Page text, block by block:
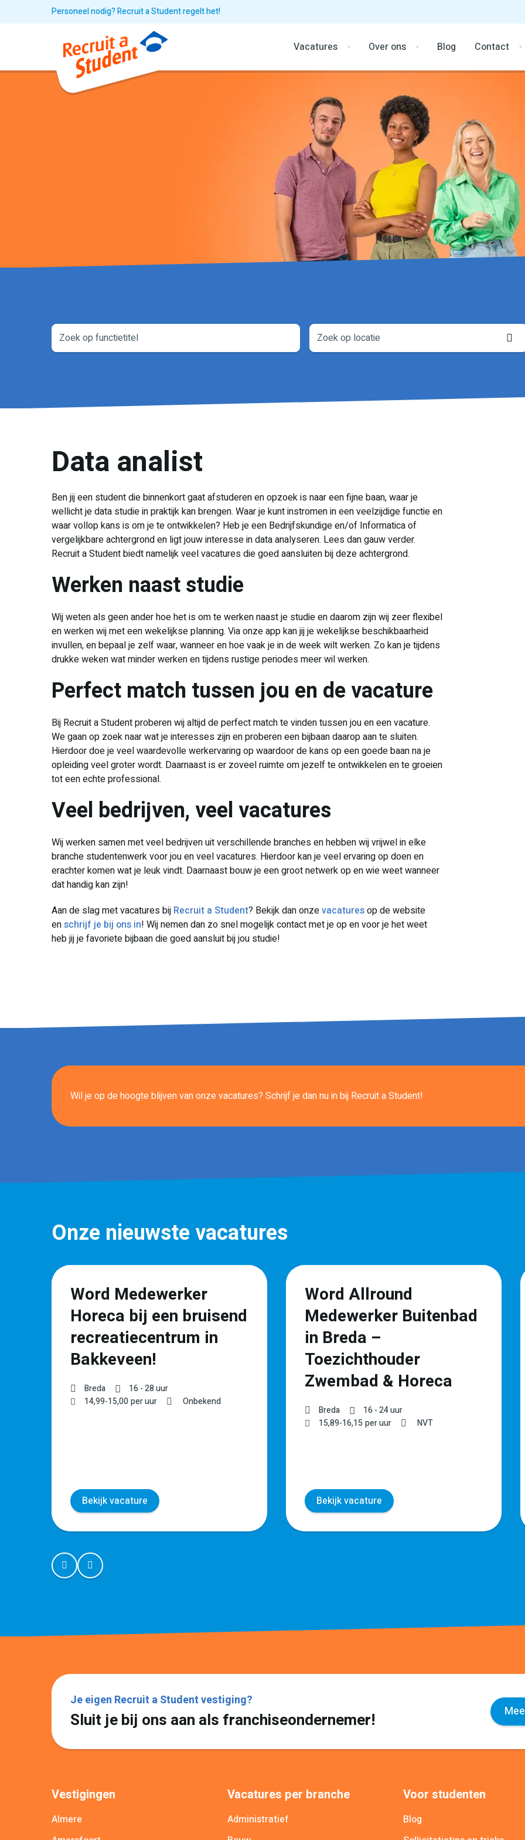
Personeel nodig? Recruit a Student regelt het!
Vacatures Over ons Blog Contact
Data analist
Ben jij een student die binnenkort gaat afstuderen en opzoek is naar een fijne baan, waar je
wellicht je data studie in praktijk kan brengen. Waar je kunt instromen in een veelzijdige functie en
waar vollop kans is om je te ontwikkelen? Heb je een Bedrijfskundige en/of Informatica of
vergelijkbare achtergrond en ligt jouw interesse in data analyseren. Lees dan gauw verder.
Recruit a Student biedt namelijk veel vacatures die goed aansluiten bij deze achtergrond.
Werken naast studie
Wij weten als geen ander hoe het is om te werken naast je studie en daarom zijn wij zeer flexibel
en werken wij met een wekelijkse planning. Via onze app kan jij je wekelijkse beschikbaarheid
invullen, en bepaal je zelf waar, wanneer en hoe vaak je in de week wilt werken. Zo kan je tijdens
drukke weken wat minder werken en tijdens rustige periodes meer wil werken.
Perfect match tussen jou en de vacature
Bij Recruit a Student proberen wij altijd de perfect match te vinden tussen jou en een vacature.
We gaan op zoek naar wat je interesses zijn en proberen een bijbaan daarop aan te sluiten.
Hierdoor doe je veel waardevolle werkervaring op waardoor de kans op een goede baan na je
opleiding veel groter wordt. Daarnaast is er zoveel ruimte om jezelf te ontwikkelen en te groeien
tot een echte professional.
Veel bedrijven, veel vacatures
Wij werken samen met veel bedrijven uit verschillende branches en hebben wij vrijwel in elke
branche studentenwerk voor jou en veel vacatures. Hierdoor kan je veel ervaring op doen en
erachter komen wat je leuk vindt. Daarnaast bouw je een groot netwerk op en wie weet wanneer
dat handig kan zijn!
Aan de slag met vacatures bij Recruit a Student? Bekijk dan onzevacaturesop de website
enschrijf je bij ons in! Wij nemen dan zo snel mogelijk contact met je op en voor je het weet
heb jij je favoriete bijbaan die goed aansluit bij jou studie!
Wil je op de hoogte blijven van onze vacatures? Schrijf je dan nu inbij Recruit a Student!
Onze nieuwste vacatures
Word Medewerker
Horeca bij een bruisend
recreatiecentrum in
Bakkeveen!
Breda
16 - 28 uur
14,99-15,00per uur Onbekend
Bekijk vacature
Word Allround
Medewerker Buitenbad
in Breda –
Toezichthouder
Zwembad & Horeca
Breda
16 - 24 uur
15,89-16,15per uur NVT
Bekijk vacature
Je eigen Recruit a Student vestiging?
Sluit je bij ons aan als franchiseondernemer!
Vestigingen
Almere
Vacatures per branche
Administratief
Voor studenten
Blog